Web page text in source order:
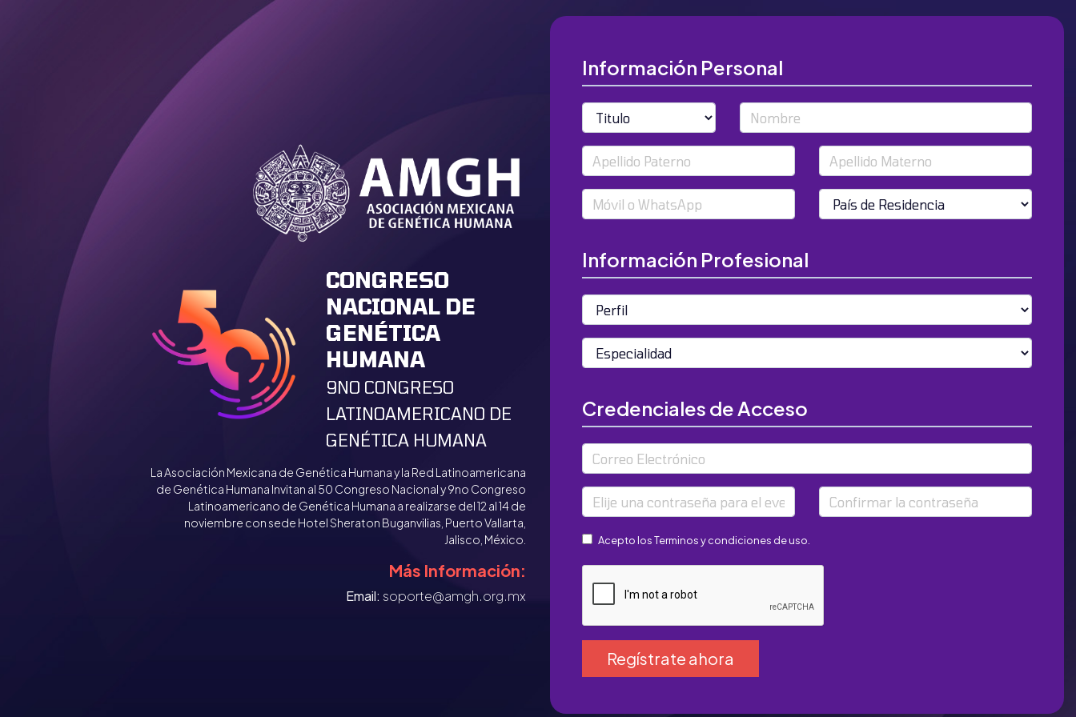
CONGRESO
NACIONAL DE
GENÉTICA
HUMANA
9NO CONGRESO
LATINOAMERICANO DE
GENÉTICA HUMANA
La Asociación Mexicana de Genética Humana y la Red Latinoamericana
de Genética Humana Invitan al 50 Congreso Nacional y 9no Congreso
Latinoamericano de Genética Humana a realizarse del 12 al 14 de
noviembre con sede Hotel Sheraton Buganvilias, Puerto Vallarta,
Jalisco, México.
Más Información:
Email: soporte@amgh.org.mx
Información Personal
Titulo Nombre
Apellido Paterno Apellido Materno
Móvil País de Residencia
Información Profesional
Perfil
Especialidad
Credenciales de Acceso
Correo Electrónico
Elije una contraseña para el evento Confirmar la contraseña
Acepto losTerminos y condiciones de uso